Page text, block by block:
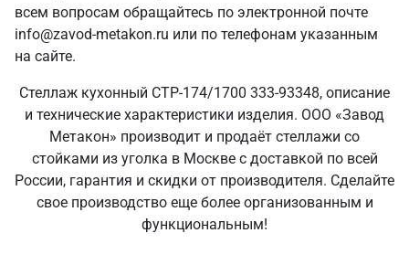
всем вопросам обращайтесь по электронной почте
info@zavod-metakon.ru или по телефонам указанным
на сайте.
Стеллаж кухонный СТР-174/1700 333-93348, описание
и технические характеристики изделия. ООО «Завод
Метакон» производит и продаёт стеллажи со
стойками из уголка в Москве с доставкой по всей
России, гарантия и скидки от производителя. Сделайте
свое производство еще более организованным и
функциональным!